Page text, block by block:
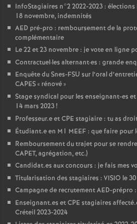
InfoStagiaires n°2 2022-2023 : élections
18 novembre, indemnités
AED pré-pro : remboursement de la
complémentaire
Le 22 et 23 novembre : je vote en ligne
Contractuel·les alternant·es : grande
Enquête du Snes-FSU sur l’oral
CAPES« rénové»
Stage syndical pour les enseignant-es et
14 mars 2023!
Professeur.e etCPE stagiaire : tu as
Étudiant.e en M1 MEEF : que faire pour
Remboursement du trajet pour se
CAPET, agrégation, etc.)
Candidat.es aux concours : je fais mes
Titularisation des stagiaires : VISIO le
Campagne de recrutementAED-prépro :
Enseignant.es etCPE stagiaires
Créteil 2023-2024